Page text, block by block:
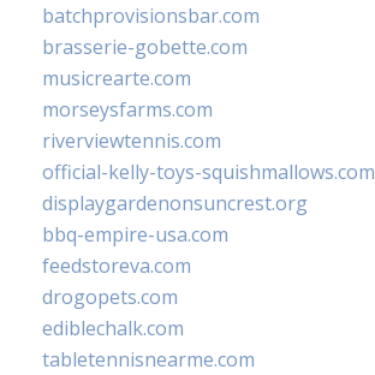
batchprovisionsbar.com
brasserie-gobette.com
musicrearte.com
morseysfarms.com
riverviewtennis.com
official-kelly-toys-squishmallows.com
displaygardenonsuncrest.org
bbq-empire-usa.com
feedstoreva.com
drogopets.com
ediblechalk.com
tabletennisnearme.com